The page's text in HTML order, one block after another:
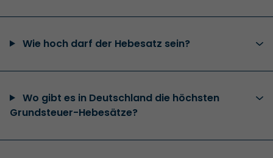
Wie hoch darf der Hebesatz sein?
Wo gibt es in Deutschland die höchsten
Grundsteuer-Hebesätze?